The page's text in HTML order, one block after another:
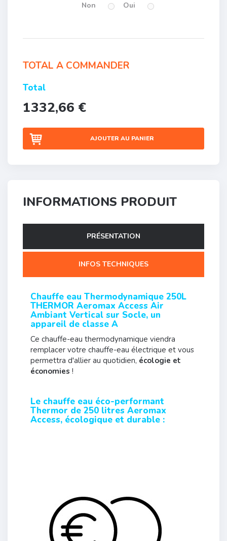
Non Oui
TOTAL A COMMANDER
Total
1332,66 €
AJOUTER AU PANIER
INFORMATIONS PRODUIT
PRÉSENTATION
INFOS TECHNIQUES
Chauffe eau Thermodynamique 250L
THERMOR Aeromax Access Air
Ambiant Vertical sur Socle, un
appareil de classe A
Ce chauffe-eau thermodynamique viendra
remplacer votre chauffe-eau électrique et vous
permettra d'allier au quotidien, écologie et
économies !
Le chauffe eau éco-performant
Thermor de 250 litres Aeromax
Access, écologique et durable :